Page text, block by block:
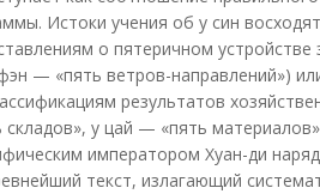
Истоки учения об у син
о пятеричном
— «пять ветров-направлений»)
результатов
у цай — «пять
императором Хуан-ди
текст, излагающий